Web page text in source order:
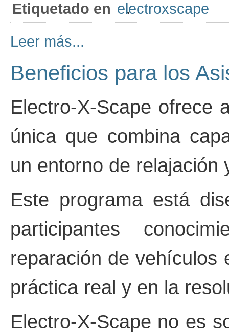
Etiquetado en electroxscape
Leer más...
Beneficios para los
Electro-X-Scape ofrece
única que combina
un entorno de relajación
Este programa está
participantes
reparación de vehículos
práctica real y en la
Electro-X-Scape no es